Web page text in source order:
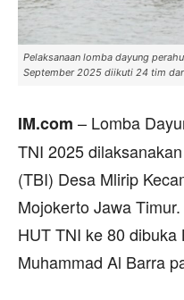
Pelaksanaan lomba dayung
September 2025 diikuti 24 tim
IM.com – Lomba
TNI 2025
(TBI) Desa Mlirip
Mojokerto Jawa
HUT TNI ke 80
Muhammad Al Barra